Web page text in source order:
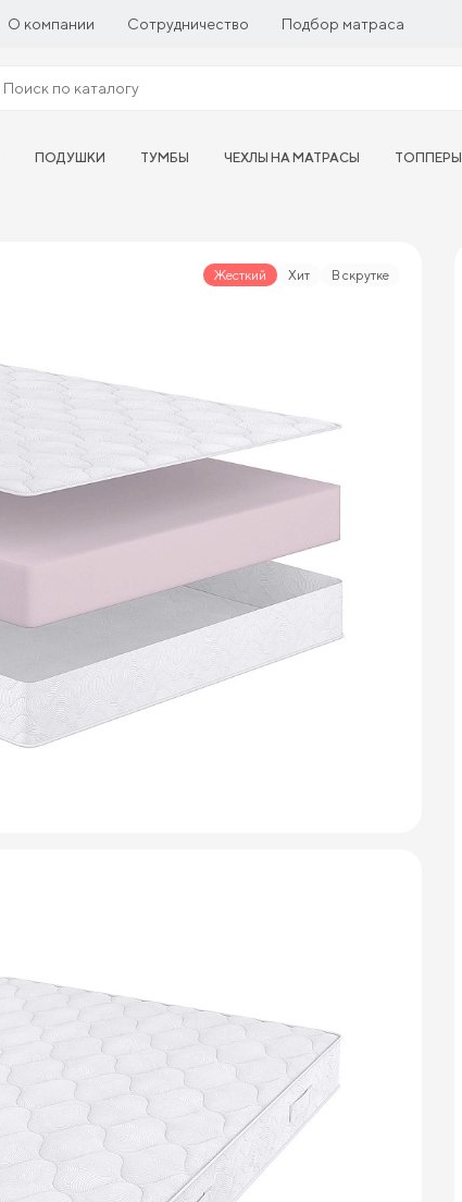
О компании Сотрудничество Подбор матраса
ПОДУШКИ ТУМБЫ ЧЕХЛЫ НА МАТРАСЫ ТОППЕРЫ
Жесткий Хит В скрутке